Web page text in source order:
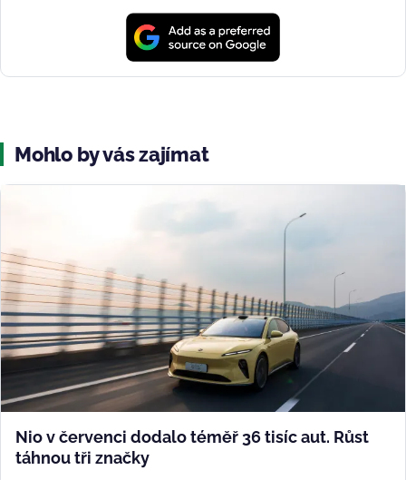
Mohlo by vás zajímat
Nio v červenci dodalo téměř 36 tisíc aut. Růst
táhnou tři značky